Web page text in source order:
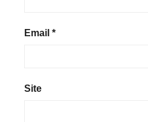
Email *
Site